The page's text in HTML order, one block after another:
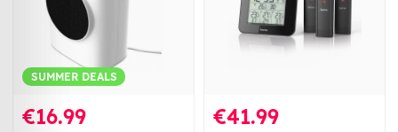
SUMMER DEALS
€16.99 €41.99